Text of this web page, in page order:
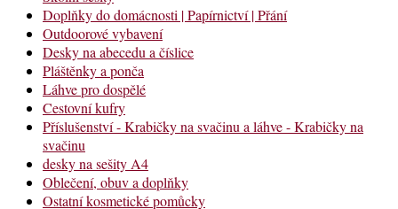
Doplňky do domácnosti | Papírnictví | Přání
Outdoorové vybavení
Desky na abecedu a číslice
Pláštěnky a ponča
Láhve pro dospělé
Cestovní kufry
Příslušenství - Krabičky na svačinu a láhve - Krabičky na
svačinu
desky na sešity A4
Oblečení, obuv a doplňky
Ostatní kosmetické pomůcky